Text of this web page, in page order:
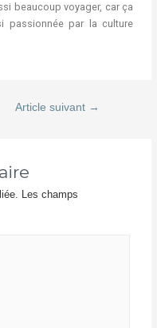
beaucoup voyager, car ça
passionnée par la culture
Article suivant →
Les champs